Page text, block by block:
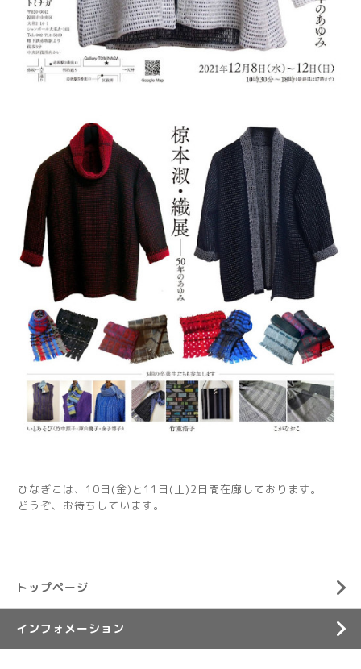
ひなぎこは、10日(金)と11日(土)2日間在廊しております。
どうぞ、お待ちしています。
トップページ
インフォメーション